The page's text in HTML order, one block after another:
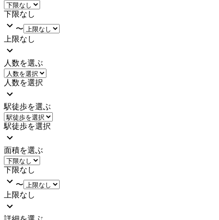
下限なし
〜
上限なし
人数を選ぶ
人数を選択
駅徒歩を選ぶ
駅徒歩を選択
面積を選ぶ
下限なし
〜
上限なし